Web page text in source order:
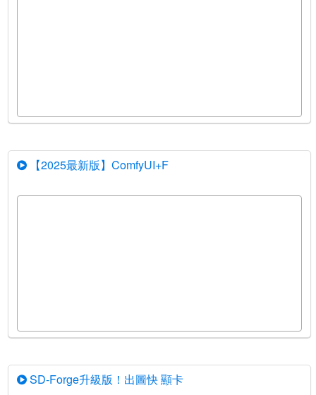
【2025最新版】ComfyUI+F
SD-Forge升級版！出圖快 顯卡